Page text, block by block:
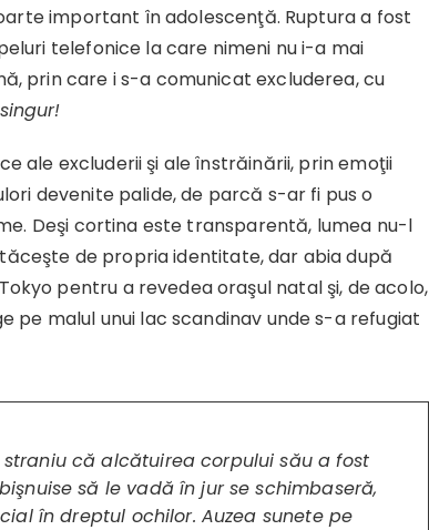
important în adolescenţă. Ruptura a fost
telefonice la care nimeni nu i-a mai
prin care i s-a comunicat excluderea, cu
ale excluderii şi ale înstrăinării, prin emoţii
devenite palide, de parcă s-ar fi pus o
Deşi cortina este transparentă, lumea nu-l
de propria identitate, dar abia după
pentru a revedea oraşul natal şi, de acolo,
pe malul unui lac scandinav unde s-a refugiat
că alcătuirea corpului său a fost
să le vadă în jur se schimbaseră,
în dreptul ochilor. Auzea sunete pe